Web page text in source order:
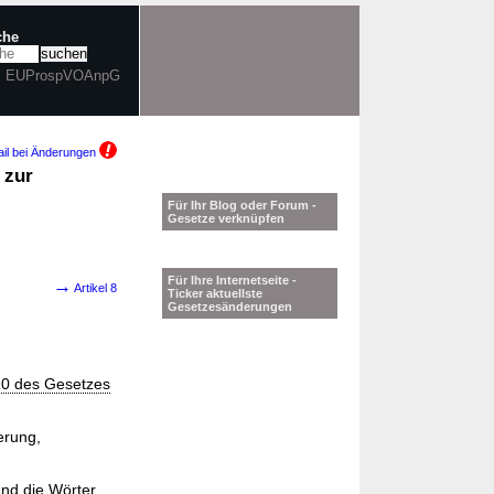
EUProspVOAnpG
bei Änderungen
zur
→ Artikel 8
des Gesetzes
die Wörter
Für Ihr Blog oder Forum -
Gesetze verknüpfen
Für Ihre Internetseite -
Ticker aktuellste
Gesetzesänderungen